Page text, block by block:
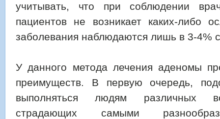
учитывать, что при соблюдении
пациентов не возникает каких-либо
заболевания наблюдаются лишь в 3-4%
У данного метода лечения аденомы
преимуществ. В первую очередь,
выполняться людям различных
страдающих самыми